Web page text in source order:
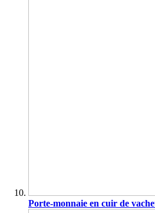
Porte-monnaie en cuir de